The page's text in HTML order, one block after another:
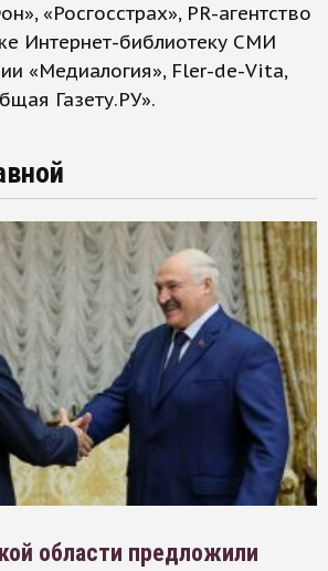
«Росгосстрах», PR-агентство
Интернет-библиотеку СМИ
«Медиалогия», Fler-de-Vita,
Газету.РУ».
области предложили